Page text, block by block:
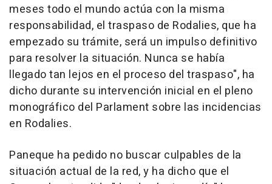
meses todo el mundo actúa con la misma
responsabilidad, el traspaso de Rodalies, que ha
empezado su trámite, será un impulso definitivo
para resolver la situación. Nunca se había
llegado tan lejos en el proceso del traspaso", ha
dicho durante su intervención inicial en el pleno
monográfico del Parlament sobre las incidencias
en Rodalies.
Paneque ha pedido no buscar culpables de la
situación actual de la red, y ha dicho que el